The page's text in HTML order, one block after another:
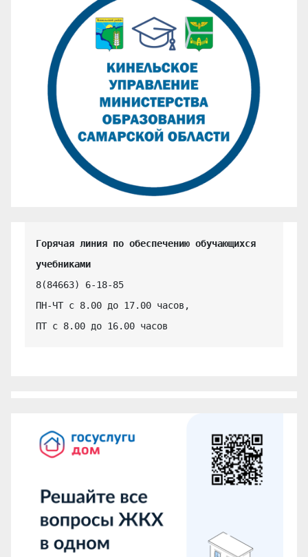
Горячая линия по обеспечению обучающихся
учебниками
8(84663) 6-18-85
ПН-ЧТ с 8.00 до 17.00 часов,
ПТ с 8.00 до 16.00 часов